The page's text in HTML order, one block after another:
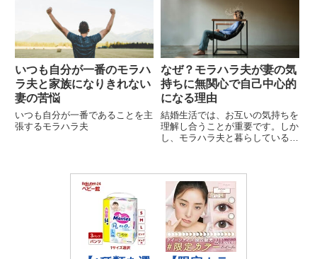
無視し、関係ない部分にだけ反応
する傾向があります。この記事で
いつも自分が一番のモラハ
ラ夫と家族になりきれない
妻の苦悩
いつも自分が一番であることを主
張するモラハラ夫
なぜ？モラハラ夫が妻の気
持ちに無関心で自己中心的
になる理由
結婚生活では、お互いの気持ちを
理解し合うことが重要です。しか
し、モラハラ夫と暮らしている
彼が「自分以外のことには無関
心」であり、妻の気持ちを理解し
ようとしない姿勢は、夫婦関係に
深刻...